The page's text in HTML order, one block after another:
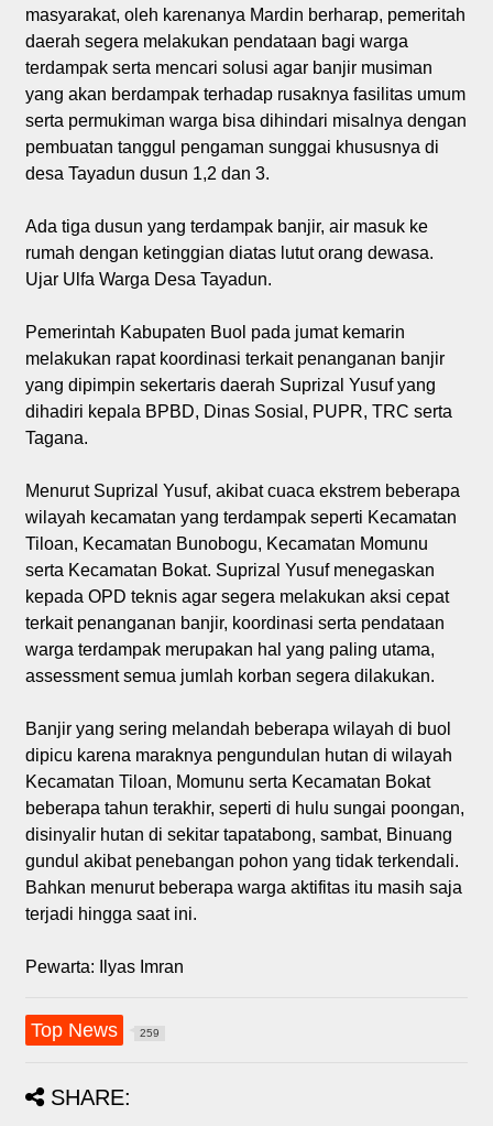
masyarakat, oleh karenanya Mardin berharap, pemeritah
daerah segera melakukan pendataan bagi warga
terdampak serta mencari solusi agar banjir musiman
yang akan berdampak terhadap rusaknya fasilitas umum
serta permukiman warga bisa dihindari misalnya dengan
pembuatan tanggul pengaman sunggai khususnya di
desa Tayadun dusun 1,2 dan 3.
Ada tiga dusun yang terdampak banjir, air masuk ke
rumah dengan ketinggian diatas lutut orang dewasa.
Ujar Ulfa Warga Desa Tayadun.
Pemerintah Kabupaten Buol pada jumat kemarin
melakukan rapat koordinasi terkait penanganan banjir
yang dipimpin sekertaris daerah Suprizal Yusuf yang
dihadiri kepala BPBD, Dinas Sosial, PUPR, TRC serta
Tagana.
Menurut Suprizal Yusuf, akibat cuaca ekstrem beberapa
wilayah kecamatan yang terdampak seperti Kecamatan
Tiloan, Kecamatan Bunobogu, Kecamatan Momunu
serta Kecamatan Bokat. Suprizal Yusuf menegaskan
kepada OPD teknis agar segera melakukan aksi cepat
terkait penanganan banjir, koordinasi serta pendataan
warga terdampak merupakan hal yang paling utama,
assessment semua jumlah korban segera dilakukan.
Banjir yang sering melandah beberapa wilayah di buol
dipicu karena maraknya pengundulan hutan di wilayah
Kecamatan Tiloan, Momunu serta Kecamatan Bokat
beberapa tahun terakhir, seperti di hulu sungai poongan,
disinyalir hutan di sekitar tapatabong, sambat, Binuang
gundul akibat penebangan pohon yang tidak terkendali.
Bahkan menurut beberapa warga aktifitas itu masih saja
terjadi hingga saat ini.
Pewarta: Ilyas Imran
Top News 259
SHARE: